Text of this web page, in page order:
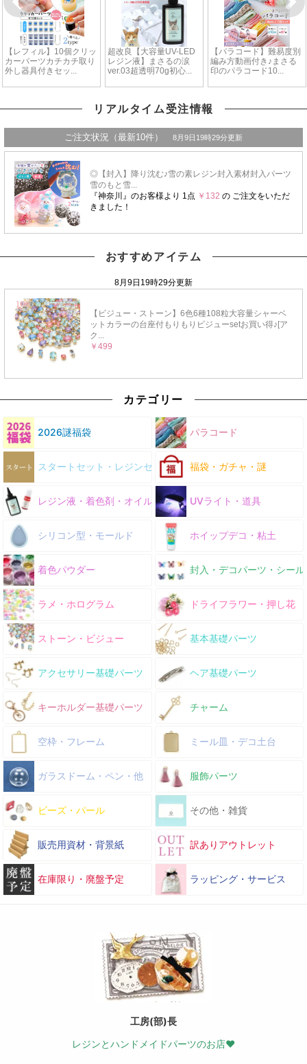
リアルタイム受注情報
おすすめアイテム
カテゴリー
2026謎福袋 パラコード
スタートセット・レジンセット 福袋・ガチャ・謎
レジン液・着色剤・オイル UVライト・道具
シリコン型・モールド ホイップデコ・粘土
着色パウダー 封入・デコパーツ・シール
ラメ・ホログラム ドライフラワー・押し花
ストーン・ビジュー 基本基礎パーツ
アクセサリー基礎パーツ ヘア基礎パーツ
キーホルダー基礎パーツ チャーム
空枠・フレーム ミール皿・デコ土台
ガラスドーム・ペン・他 服飾パーツ
ビーズ・パール その他・雑貨
販売用資材・背景紙 訳ありアウトレット
在庫限り・廃盤予定 ラッピング・サービス
工房(部)長
レジンとハンドメイドパーツのお店♥